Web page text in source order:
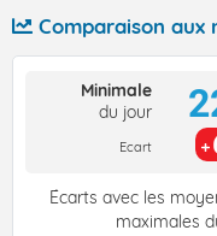
Comparaison aux
Minimale
du jour
Ecart
Écarts avec les
maximales